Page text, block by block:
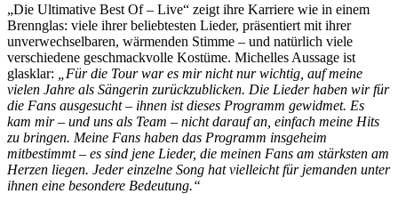
„Die Ultimative Best Of – Live“ zeigt ihre Karriere wie in einem
Brennglas: viele ihrer beliebtesten Lieder, präsentiert mit ihrer
unverwechselbaren, wärmenden Stimme – und natürlich viele
verschiedene geschmackvolle Kostüme. Michelles Aussage ist
glasklar:
„Für die Tour war es mir nicht nur wichtig, auf meine
vielen Jahre als Sängerin zurückzublicken. Die Lieder haben wir für
die Fans ausgesucht – ihnen ist dieses Programm gewidmet. Es
kam mir – und uns als Team – nicht darauf an, einfach meine Hits
zu bringen. Meine Fans haben das Programm insgeheim
mitbestimmt – es sind jene Lieder, die meinen Fans am stärksten am
Herzen liegen. Jeder einzelne Song hat vielleicht für jemanden unter
ihnen eine besondere Bedeutung.“